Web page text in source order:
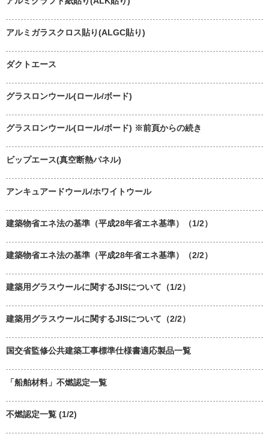
アルミガラスクロス貼り(ALGC貼り)
ダクトエース
グラスロンウール(ロール/ボード)
グラスロンウール(ロール/ボード) ※前頁からの続き
ビップエース(真空断熱パネル)
アンキュアードウール/ホワイトウール
建築物省エネ法の基準（平成28年省エネ基準）（1/2）
建築物省エネ法の基準（平成28年省エネ基準）（2/2）
建築用グラスウールに関するJISについて（1/2）
建築用グラスウールに関するJISについて（2/2）
国交省監修公共建築工事標準仕様書適応製品一覧
「船舶材料」不燃認定一覧
不燃認定一覧 (1/2)